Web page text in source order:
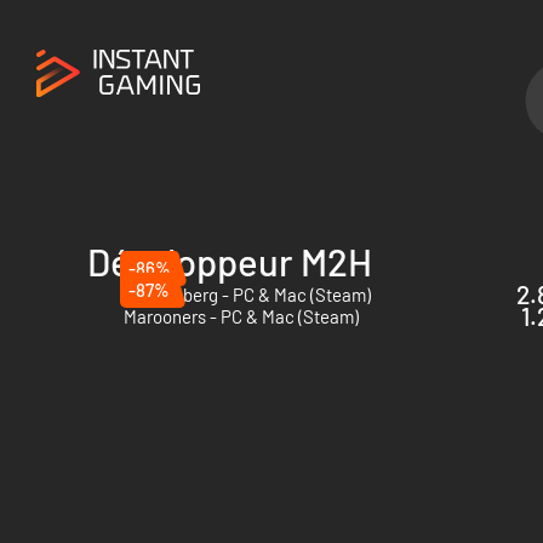
Développeur M2H
-86%
Tannenberg - PC & Mac (Steam)
-87%
Marooners - PC & Mac (Steam)